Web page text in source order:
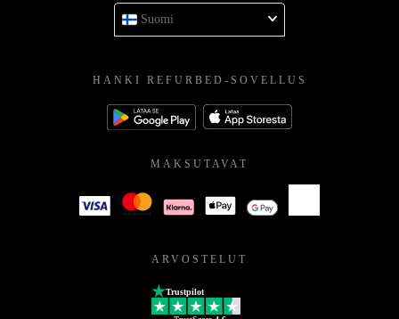
Suomi
HANKI REFURBED-SOVELLUS
MAKSUTAVAT
ARVOSTELUT
TrustScore4.6